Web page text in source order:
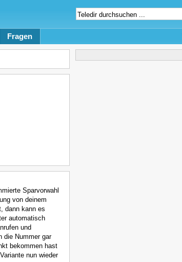
Fragen
Sparvorwahl
von deinem
dann kann es
automatisch
und
die Nummer gar
bekommen hast
nun wieder